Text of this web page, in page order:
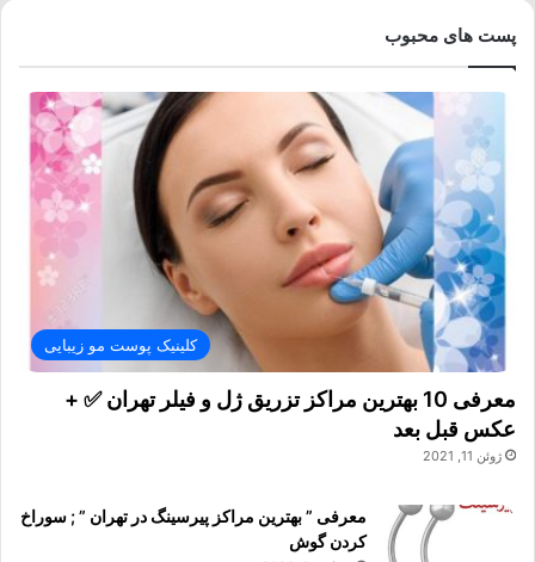
پست های محبوب
کلینیک پوست مو زیبایی
معرفی 10 بهترین مراکز تزریق ژل و فیلر تهران ✅ +
عکس قبل بعد
ژوئن 11, 2021
معرفی ” بهترین مراکز پیرسینگ در تهران ” ; سوراخ
کردن گوش